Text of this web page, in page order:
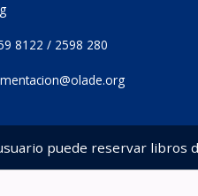
8122 / 2598 280
puede reservar libros